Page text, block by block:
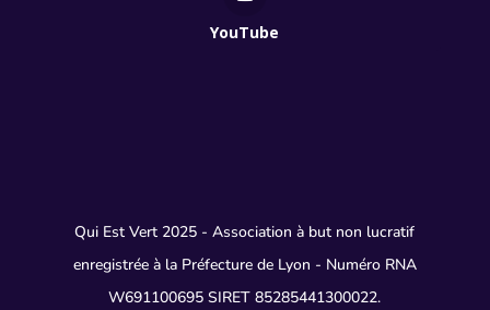
YouTube
Qui Est Vert 2025 - Association à but non lucratif
enregistrée à la Préfecture de Lyon - Numéro RNA
W691100695 SIRET 85285441300022.